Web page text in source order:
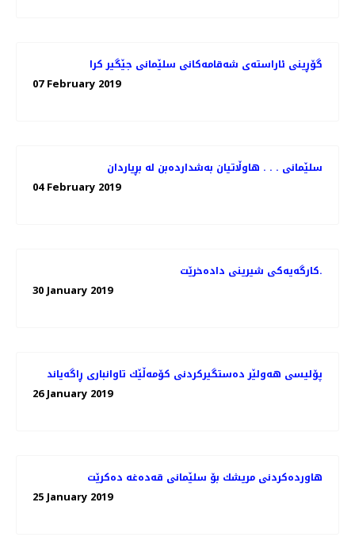
گۆڕینی ئاراسته‌ی شه‌قامه‌كانی سلێمانی جێگیر كرا
07 February 2019
سلێمانی . . . هاوڵاتیان به‌شدارده‌بن له‌ بڕیاردان
04 February 2019
کارگەیەکی شیرینی دادەخرێت.
30 January 2019
پۆلیسی هەولێر دەستگیركردنی كۆمەڵێك تاوانباری ڕاگەیاند
26 January 2019
هاوردەكردنی مریشك بۆ سلێمانی قەدەغە دەكرێت
25 January 2019